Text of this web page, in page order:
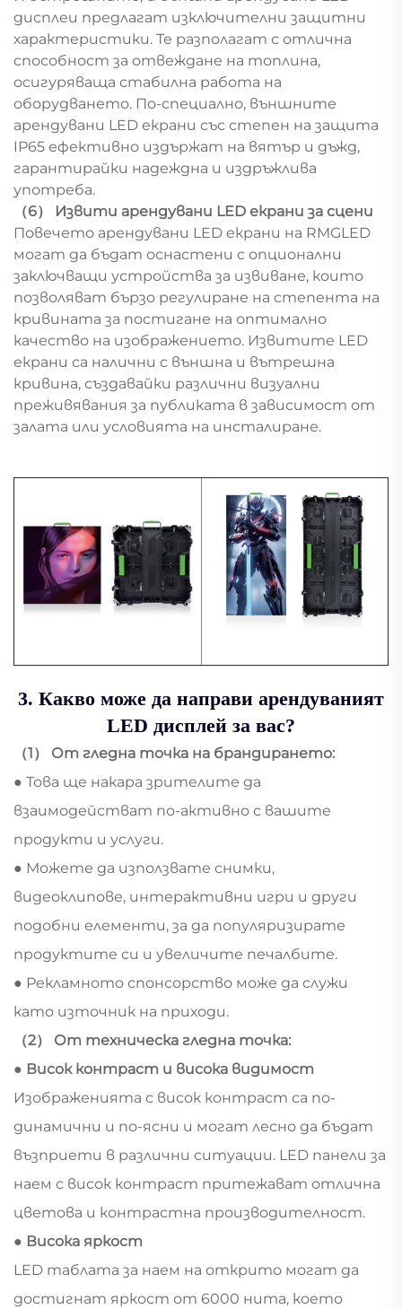
дисплеи предлагат изключителни защитни
характеристики. Те разполагат с отлична
способност за отвеждане на топлина,
осигуряваща стабилна работа на
оборудването. По-специално, външните
арендувани LED екрани със степен на защита
IP65 ефективно издържат на вятър и дъжд,
гарантирайки надеждна и издръжлива
употреба.
（6） Извити арендувани LED екрани за сцени
Повечето арендувани LED екрани на RMGLED
могат да бъдат оснастени с опционални
заключващи устройства за извиване, които
позволяват бързо регулиране на степента на
кривината за постигане на оптимално
качество на изображението. Извитите LED
екрани са налични с външна и вътрешна
кривина, създавайки различни визуални
преживявания за публиката в зависимост от
залата или условията на инсталиране.
3. Какво може да направи арендуваният
LED дисплей за вас?
（1） От гледна точка на брандирането:
● Това ще накара зрителите да
взаимодействат по-активно с вашите
продукти и услуги.
● Можете да използвате снимки,
видеоклипове, интерактивни игри и други
подобни елементи, за да популяризирате
продуктите си и увеличите печалбите.
● Рекламното спонсорство може да служи
като източник на приходи.
（2） От техническа гледна точка:
● Висок контраст и висока видимост
Изображенията с висок контраст са по-
динамични и по-ясни и могат лесно да бъдат
възприети в различни ситуации. LED панели за
наем с висок контраст притежават отлична
цветова и контрастна производителност.
● Висока яркост
LED таблата за наем на открито могат да
достигнат яркост от 6000 нита, което